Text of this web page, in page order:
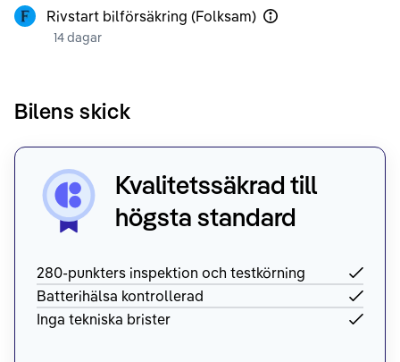
Rivstart bilförsäkring (Folksam)
14 dagar
Bilens skick
Kvalitetssäkrad till
högsta standard
280-punkters inspektion och testkörning
Batterihälsa kontrollerad
Inga tekniska brister